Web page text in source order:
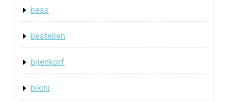
bess
bestellen
bijenkorf
bikini